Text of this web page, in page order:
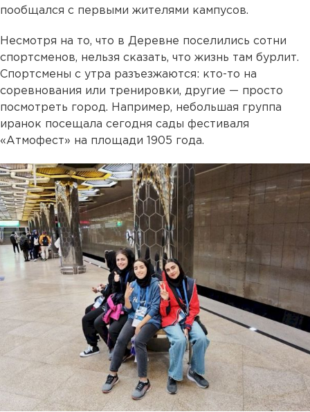
пообщался с первыми жителями кампусов.
Несмотря на то, что в Деревне поселились сотни
спортсменов, нельзя сказать, что жизнь там бурлит.
Спортсмены с утра разъезжаются: кто-то на
соревнования или тренировки, другие — просто
посмотреть город. Например, небольшая группа
иранок посещала сегодня сады фестиваля
«Атмофест» на площади 1905 года.